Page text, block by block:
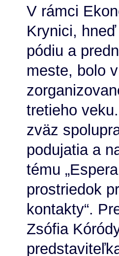
V rámci
Krynici,
pódiu a
meste, bolo
tretieho
zväz
podujatia a
tému
prostriedok
kontakty“.
Zsófia